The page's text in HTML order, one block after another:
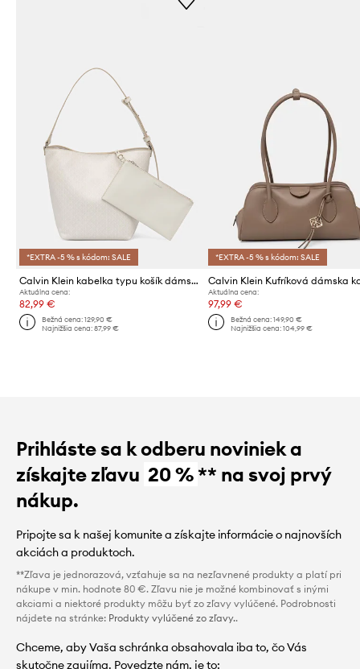
*EXTRA -5 % s kódom: SALE
Calvin Klein kabelka typu košík dámska z imitácie kože
Aktuálna cena:
82,99 €
Bežná cena:129,90 €
Najnižšia cena:87,99 €
*EXTRA -5 % s kódom: SALE
Aktuálna cena:
97,99 €
Bežná cena: 149,90 €
Najnižšia cena: 104,99 €
Prihláste sa k odberu noviniek a
získajte zľavu 20 %** na svoj prvý
nákup.
Pripojte sa k našej komunite a získajte informácie o najnovších
akciách a produktoch.
**Zľava je jednorazová, vzťahuje sa na nezľavnené produkty a platí pri
nákupe v min. hodnote 80 €. Zľavu nie je možné kombinovať s inými
akciami a niektoré produkty môžu byť zo zľavy vylúčené. Podrobnosti
nájdete na stránke: Produkty vylúčené zo zľavy..
Chceme, aby Vaša schránka obsahovala iba to, čo Vás
skutočne zaujíma. Povedzte nám, je to: